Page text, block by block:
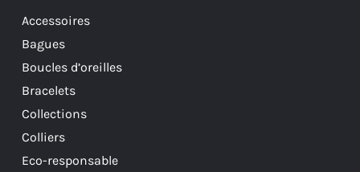
sur
la
page
du
produit
Accessoires
Bagues
Boucles d’oreilles
Bracelets
Collections
Colliers
Eco-responsable